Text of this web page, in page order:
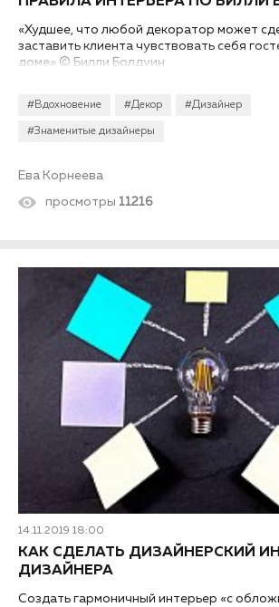
#Вдохновение #Декор #Дизайнер
#Знаменитые дизайнеры
«Худшее, что любой декоратор может
заставить клиента чувствовать себя
доме» © Билли Болдуин
Ева Корнеева
просмотры 11216
14.11.2019 18:00
КАК СДЕЛАТЬ ДИЗАЙНЕРСКИЙ
ДИЗАЙНЕРА
Создать гармоничный интерьер «с